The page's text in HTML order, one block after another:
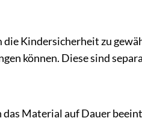
Kindersicherheit zu
können. Diese sind
Material auf Dauer